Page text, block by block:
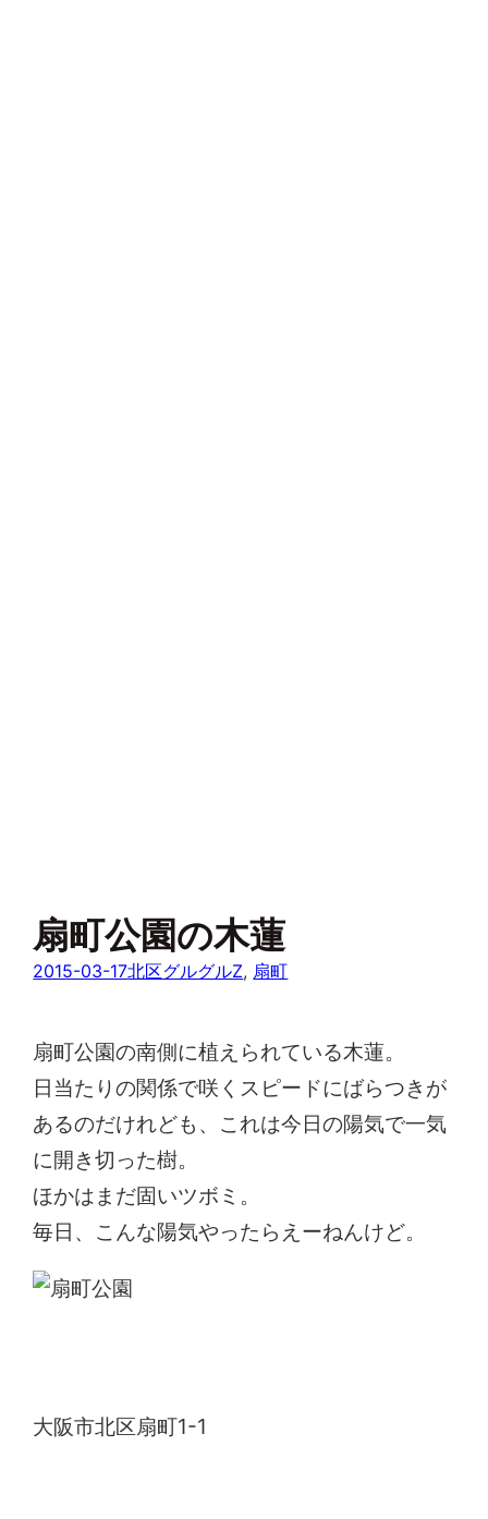
扇町公園の木蓮
2015-03-17北区グルグルZ, 扇町
扇町公園の南側に植えられている木蓮。
日当たりの関係で咲くスピードにばらつきが
あるのだけれども、これは今日の陽気で一気
に開き切った樹。
ほかはまだ固いツボミ。
毎日、こんな陽気やったらえーねんけど。
大阪市北区扇町1-1